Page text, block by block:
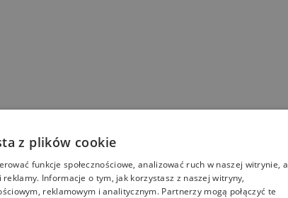
z plików cookie
funkcje społecznościowe, analizować ruch w naszej witrynie, a
Informacje o tym, jak korzystasz z naszej witryny,
reklamowym i analitycznym. Partnerzy mogą połączyć te